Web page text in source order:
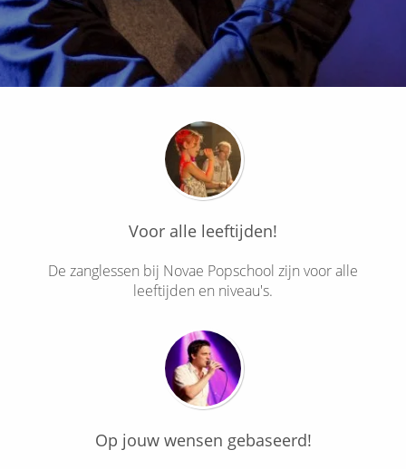
Voor alle leeftijden!
De zanglessen bij Novae Popschool zijn voor alle
leeftijden en niveau's.
Op jouw wensen gebaseerd!